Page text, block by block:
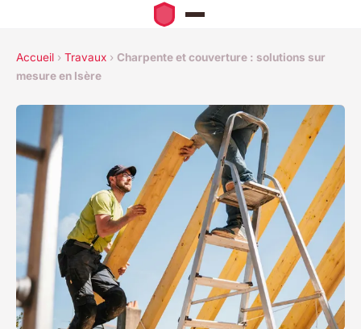
Accueil › Travaux › Charpente et couverture : solutions sur
mesure en Isère